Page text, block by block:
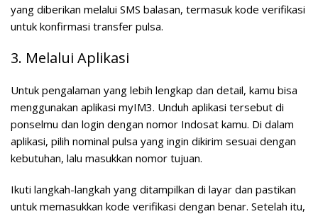
yang diberikan melalui SMS balasan, termasuk kode verifikasi
untuk konfirmasi transfer pulsa.
3. Melalui Aplikasi
Untuk pengalaman yang lebih lengkap dan detail, kamu bisa
menggunakan aplikasi myIM3. Unduh aplikasi tersebut di
ponselmu dan login dengan nomor Indosat kamu. Di dalam
aplikasi, pilih nominal pulsa yang ingin dikirim sesuai dengan
kebutuhan, lalu masukkan nomor tujuan.
Ikuti langkah-langkah yang ditampilkan di layar dan pastikan
untuk memasukkan kode verifikasi dengan benar. Setelah itu,